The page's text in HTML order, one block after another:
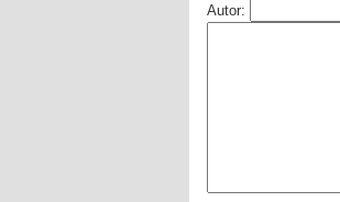
Autor: